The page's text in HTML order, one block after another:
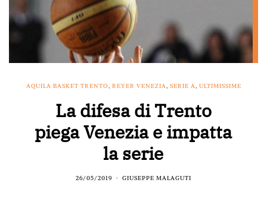
AQUILA BASKET TRENTO, REYER VENEZIA, SERIE A, ULTIMISSIME
La difesa di Trento
piega Venezia e impatta
la serie
26/05/2019 GIUSEPPE MALAGUTI